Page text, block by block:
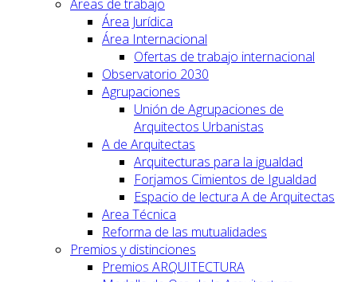
Áreas de trabajo
Área Jurídica
Área Internacional
Ofertas de trabajo internacional
Observatorio 2030
Agrupaciones
Unión de Agrupaciones de
Arquitectos Urbanistas
A de Arquitectas
Arquitecturas para la igualdad
Forjamos Cimientos de Igualdad
Espacio de lectura A de Arquitectas
Area Técnica
Reforma de las mutualidades
Premios y distinciones
Premios ARQUITECTURA